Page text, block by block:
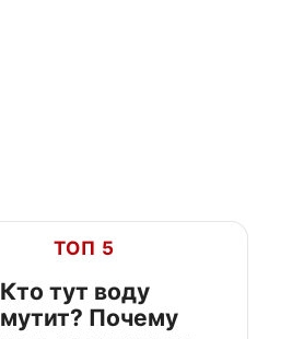
ТОП 5
Кто тут воду
мутит? Почему